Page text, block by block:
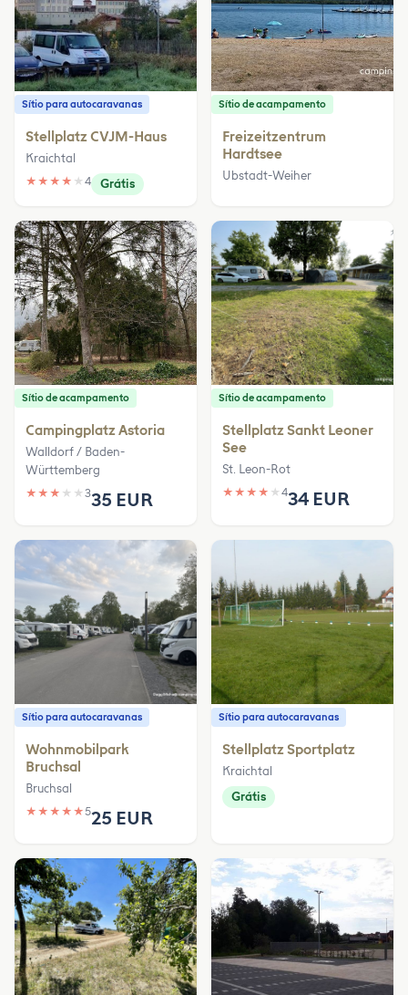
Sítio para autocaravanas
Stellplatz CVJM-Haus
Kraichtal
★ ★ ★ ★ ★ 4 Grátis
Sítio de acampamento
Freizeitzentrum
Hardtsee
Ubstadt-Weiher
Sítio de acampamento
Campingplatz Astoria
Walldorf / Baden-
Württemberg
★ ★ ★ ★ ★ 335 EUR
Sítio de acampamento
Stellplatz Sankt Leoner
See
St. Leon-Rot
★ ★ ★ ★ ★ 434 EUR
Sítio para autocaravanas
Wohnmobilpark
Bruchsal
Bruchsal
★ ★ ★ ★ ★525 EUR
Sítio para autocaravanas
Stellplatz Sportplatz
Kraichtal
Grátis